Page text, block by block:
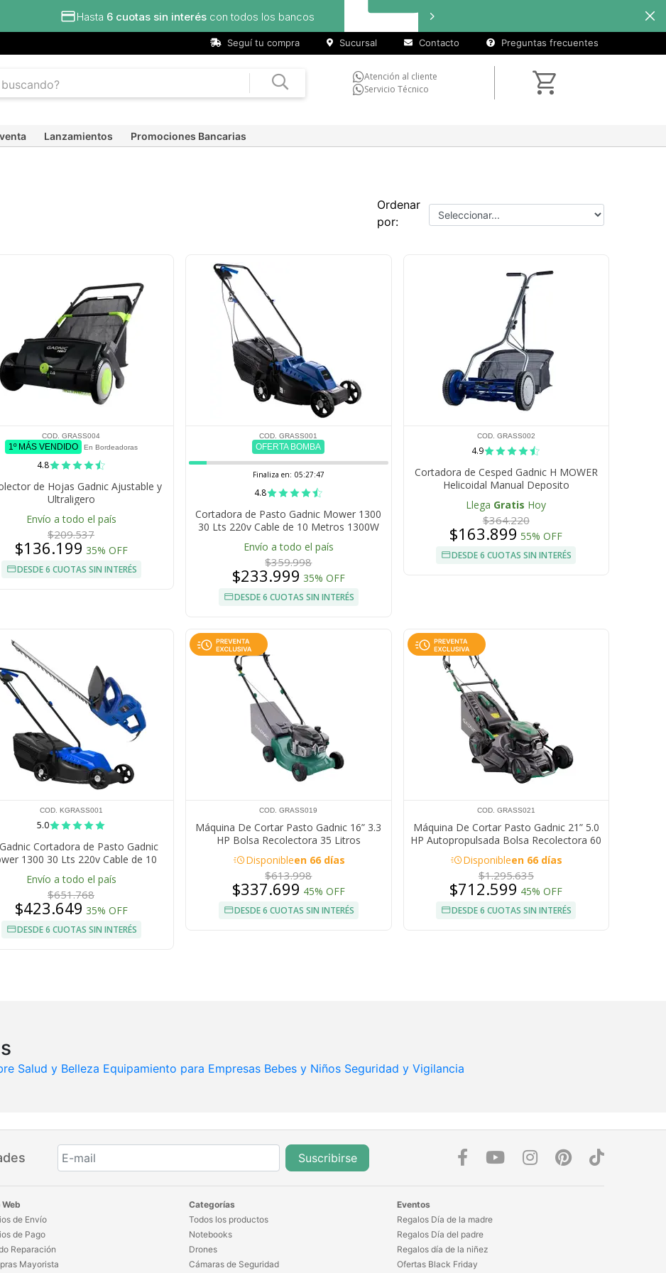
Hasta 6 cuotas sin interés con todos los bancos
Seguí tu compra Sucursal Contacto Preguntas frecuentes
Atención al cliente
Servicio Técnico
Lanzamientos Promociones Bancarias
Ordenar
por:
COD. GRASS004
1º MÁS VENDIDO En Bordeadoras
4.8
de Hojas Gadnic Ajustable y
Ultraligero
Envío a todo el país
$209.537
$136.199 35% OFF
DESDE 6 CUOTAS SIN INTERÉS
COD. GRASS001
OFERTA BOMBA
Finaliza en: 05:27:47
4.8
Cortadora de Pasto Gadnic Mower 1300
30 Lts 220v Cable de 10 Metros 1300W
Envío a todo el país
$359.998
$233.999 35% OFF
DESDE 6 CUOTAS SIN INTERÉS
COD. GRASS002
4.9
Cortadora de Cesped Gadnic H MOWER
Helicoidal Manual Deposito
Llega Gratis Hoy
$364.220
$163.899 55% OFF
DESDE 6 CUOTAS SIN INTERÉS
COD. KGRASS001
5.0
Cortadora de Pasto Gadnic
1300 30 Lts 220v Cable de 10
1300W Podadoras Para Plantas
Gadnic TRIHE580 Cortacercos
Envío a todo el país
$651.768
$423.649 35% OFF
DESDE 6 CUOTAS SIN INTERÉS
COD. GRASS019
Máquina De Cortar Pasto Gadnic 16” 3.3
HP Bolsa Recolectora 35 Litros
acuteDisponibleen 66 días
$613.998
$337.699 45% OFF
DESDE 6 CUOTAS SIN INTERÉS
COD. GRASS021
Máquina De Cortar Pasto Gadnic 21” 5.0
HP Autopropulsada Bolsa Recolectora 60
Litros
acuteDisponibleen 66 días
$1.295.635
$712.599 45% OFF
DESDE 6 CUOTAS SIN INTERÉS
Salud y Belleza Equipamiento para Empresas Bebes y Niños Seguridad y Vigilancia
Suscribirse
de Envío
de Pago
Reparación
Mayorista
Categorías
Todos los productos
Notebooks
Drones
Cámaras de Seguridad
Eventos
Regalos Día de la madre
Regalos Día del padre
Regalos día de la niñez
Ofertas Black Friday